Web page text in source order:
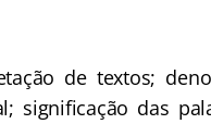
de textos;
significação das